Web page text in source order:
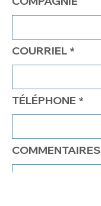
COURRIEL
TÉLÉPHONE
COMMENTAIRES